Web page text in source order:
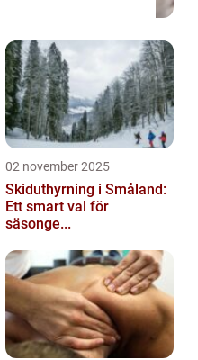
02 november 2025
Skiduthyrning i Småland:
Ett smart val för
säsonge...